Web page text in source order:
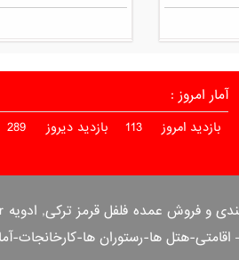
آمار امروز :
بازدید امروز 113 بازدید دیروز 289
هتل ها-رستوران ها-